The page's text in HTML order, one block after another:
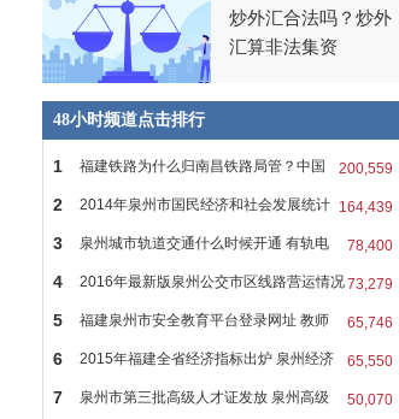
炒外汇合法吗？炒外
汇算非法集资
48小时频道点击排行
200,559
1 福建铁路为什么归南昌铁路局管？中国
18 164,439
2 2014年泉州市国民经济和社会发展统计
公报 78,400
3 泉州城市轨道交通什么时候开通 有轨电
73,279
4 2016年最新版泉州公交市区线路营运情况
65,746
5 福建泉州市安全教育平台登录网址 教师
65,550
6 2015年福建全省经济指标出炉 泉州经济
50,070
7 泉州市第三批高级人才证发放 泉州高级